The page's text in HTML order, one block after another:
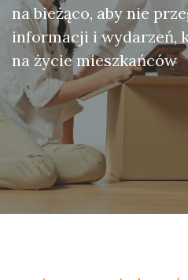
na bieżąco, aby nie
informacji i wydarzeń,
na życie mieszkańców